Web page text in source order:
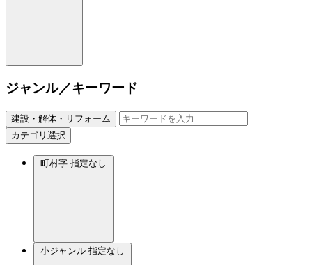
ジャンル／キーワード
建設・解体・リフォーム
カテゴリ選択
町村字 指定なし
小ジャンル 指定なし